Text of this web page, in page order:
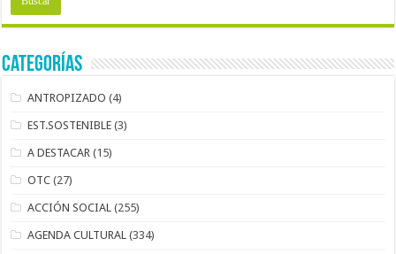
Categorías
ANTROPIZADO (4)
EST.SOSTENIBLE (3)
A DESTACAR (15)
OTC (27)
ACCIÓN SOCIAL (255)
AGENDA CULTURAL (334)